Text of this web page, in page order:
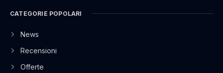
CATEGORIE POPOLARI
News
Recensioni
Offerte